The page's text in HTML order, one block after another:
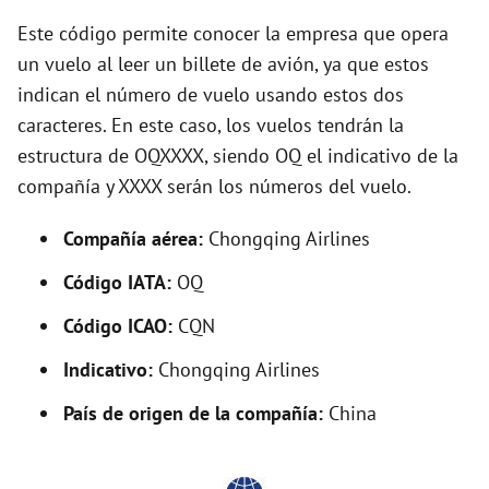
V
i
d
e
Este código permite conocer la empresa que opera
un vuelo al leer un billete de avión, ya que estos
indican el número de vuelo usando estos dos
caracteres. En este caso, los vuelos tendrán la
estructura de OQXXXX, siendo OQ el indicativo de la
compañía y XXXX serán los números del vuelo.
Compañía aérea: Chongqing Airlines
Código IATA: OQ
Código ICAO: CQN
Indicativo: Chongqing Airlines
País de origen de la compañía: China